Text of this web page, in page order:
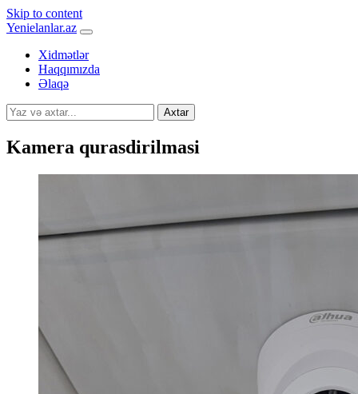
Skip to content
Yenielanlar.az
Xidmətlər
Haqqımızda
Əlaqə
Axtar
Kamera qurasdirilmasi